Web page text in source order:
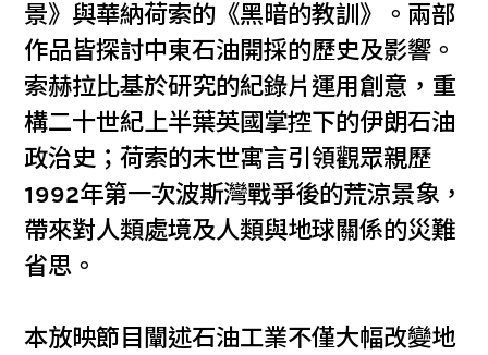
景》與華納荷索的《黑暗的教訓》。兩部
作品皆探討中東石油開採的歷史及影響。
索赫拉比基於研究的紀錄片運用創意，重
構二十世紀上半葉英國掌控下的伊朗石油
政治史；荷索的末世寓言引領觀眾親歷
1992年第一次波斯灣戰爭後的荒涼景象，
帶來對人類處境及人類與地球關係的災難
省思。
本放映節目闡述石油工業不僅大幅改變地